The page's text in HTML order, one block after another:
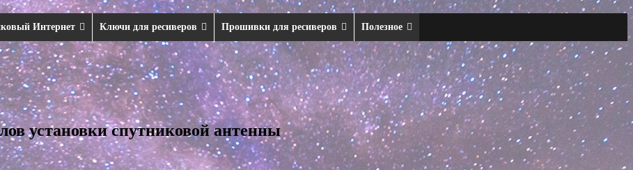
Интернет Ключи для ресиверов Прошивки для ресиверов Полезное
установки спутниковой антенны